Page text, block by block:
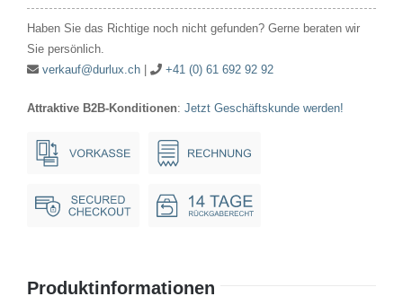
26x87mm
E14
Menge
Haben Sie das Richtige noch nicht gefunden? Gerne beraten wir
Sie persönlich.
verkauf@durlux.ch| +41 (0) 61 692 92 92
Attraktive B2B-Konditionen: Jetzt Geschäftskunde werden!
Produktinformationen